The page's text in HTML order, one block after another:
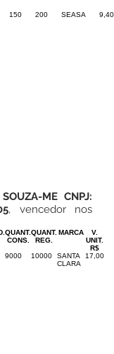
150 200 SEASA 9,40
ME CNPJ:
, vencedor nos
QUANT.
CONS.
QUANT.
REG.
MARCA
V.
UNIT.
R$
9000 10000
SANTA
CLARA
17,00